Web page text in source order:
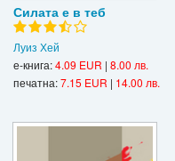
Регистрация
Силата е в теб
Луиз Хей
е-книга:4.09 EUR | 8.00 лв.
печатна:7.15 EUR | 14.00 лв.